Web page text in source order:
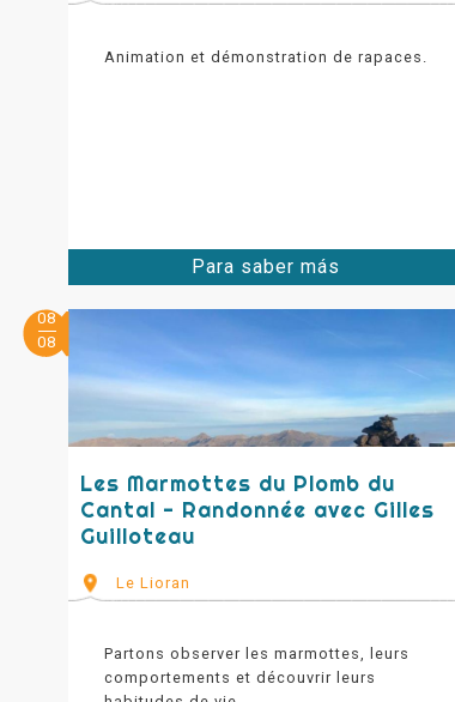
Animation et démonstration de rapaces.
Para saber más
08
08
Les Marmottes du Plomb du
Cantal - Randonnée avec Gilles
Guilloteau
Le Lioran
Partons observer les marmottes, leurs
comportements et découvrir leurs